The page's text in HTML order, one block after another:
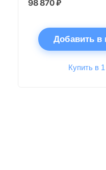
98 870 ₽
Добавить в
Купить в